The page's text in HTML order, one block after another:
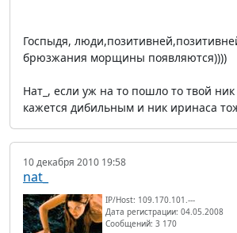
Госпыдя,
брюзжания морщины появляются))))
Нат_, если уж на то пошло то твой
кажется дибильным и ник иринаса
10 декабря 2010 19:58
nat_
IP/Host: 109.170.101.---
Дата регистрации: 04.05.2008
Сообщений: 3 170